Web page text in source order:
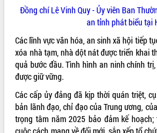
UBND tỉnh Đắk Lắk triển khai nhiệm
vụ 6 tháng cuối năm 2026
Kỳ họp thứ Hai, Hội đồng nhân dân
tỉnh khóa XI quyết nghị nhiều nội dung
quan trọng
Bí thư Tỉnh ủy Lương Nguyễn Minh
Triết thăm, tặng quà người có công với
cách mạng
Rà soát, hoàn thiện hệ thống thiết chế
văn hóa, thể thao đáp ứng yêu cầu
LIÊN KẾT WEB
Đồng chí Lê Vinh Quy - Ủy viên Ban
an tỉnh phát biểu tại
Các lĩnh vực văn hóa, an sinh xã hội tiếp
xóa nhà tạm, nhà dột nát được triển khai
quả bước đầu. Tình hình an ninh chính
được giữ vững.
Các cấp ủy đảng đã kịp thời quán triệt,
bản lãnh đạo, chỉ đạo của Trung ương,
trọng tâm năm 2025 bảo đảm kế